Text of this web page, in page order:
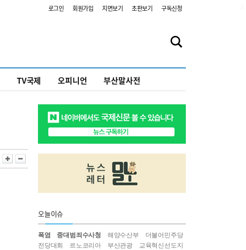
로그인 회원가입 지면보기 초판보기 구독신청
TV국제 오피니언 부산말사전
오늘이슈
폭염 중대범죄수사청 해양수산부
더불어민주당
전당대회
르노코리아 부산관광
교육혁신선도지